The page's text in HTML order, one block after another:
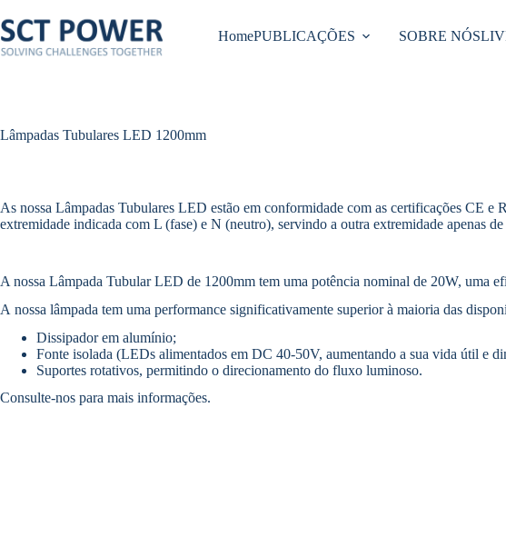
para
o
conteúdo
HomePUBLICAÇÕES SOBRE NÓS
Lâmpadas Tubulares LED 1200mm
As nossa Lâmpadas Tubulares LED estão em conformidade com as certificações CE
extremidade indicada com L (fase) e N (neutro), servindo a outra extremidade apenas
A nossa Lâmpada Tubular LED de 1200mm tem uma potência nominal de 20W,
A nossa lâmpada tem uma performance significativamente superior à maioria das
Dissipador em alumínio;
Fonte isolada (LEDs alimentados em DC 40-50V, aumentando a sua vida útil e
Suportes rotativos, permitindo o direcionamento do fluxo luminoso.
Consulte-nos para mais informações.